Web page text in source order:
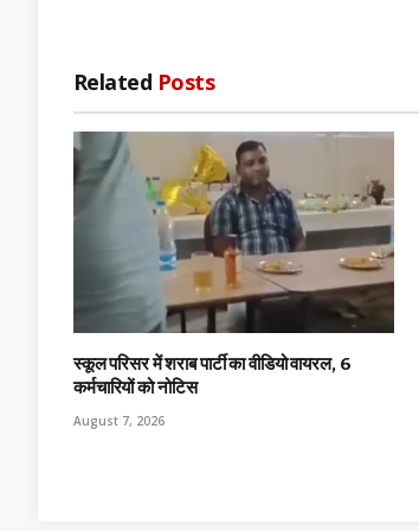
Related Posts
स्कूल परिसर में शराब पार्टी का वीडियो वायरल, 6
कर्मचारियों को नोटिस
August 7, 2026